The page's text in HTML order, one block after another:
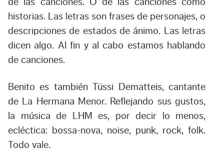
de las canciones. O de las canciones como
historias. Las letras son frases de personajes, o
descripciones de estados de ánimo. Las letras
dicen algo. Al fin y al cabo estamos hablando
de canciones.
Benito es también Tüssi Dematteis, cantante
de La Hermana Menor. Reflejando sus gustos,
la música de LHM es, por decir lo menos,
ecléctica: bossa-nova, noise, punk, rock, folk.
Todo vale.